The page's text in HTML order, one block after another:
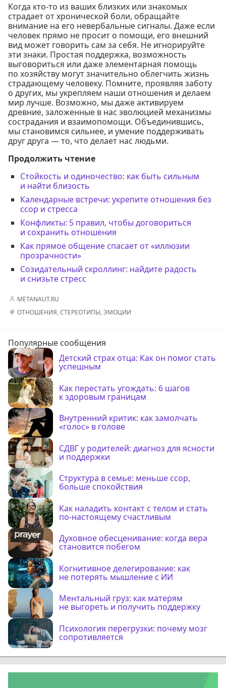
Когда кто-то из ваших близких или знакомых
страдает от хронической боли, обращайте
внимание на его невербальные сигналы. Даже если
человек прямо не просит о помощи, его внешний
вид может говорить сам за себя. Не игнорируйте
эти знаки. Простая поддержка, возможность
выговориться или даже элементарная помощь
по хозяйству могут значительно облегчить жизнь
страдающему человеку. Помните, проявляя заботу
о других, мы укрепляем наши отношения и делаем
мир лучше. Возможно, мы даже активируем
древние, заложенные в нас эволюцией механизмы
сострадания и взаимопомощи. Объединившись,
мы становимся сильнее, и умение поддерживать
друг друга — то, что делает нас людьми.
Продолжить чтение
Стойкость и одиночество: как быть сильным
и найти близость
Календарные встречи: укрепите отношения без
ссор и стресса
Конфликты: 5 правил, чтобы договориться
и сохранить отношения
Как прямое общение спасает от «иллюзии
прозрачности»
Созидательный скроллинг: найдите радость
и снизьте стресс
METANAUT.RU
ОТНОШЕНИЯ,СТЕРЕОТИПЫ,ЭМОЦИИ
Популярные сообщения
Детский страх отца: Как он помог стать
успешным
Как перестать угождать: 6 шагов
к здоровым границам
Внутренний критик: как замолчать
«голос» в голове
СДВГ у родителей: диагноз для ясности
и поддержки
Структура в семье: меньше ссор,
больше спокойствия
Как наладить контакт с телом и стать
по-настоящему счастливым
Духовное обесценивание: когда вера
становится побегом
Когнитивное делегирование: как
не потерять мышление с ИИ
Ментальный груз: как матерям
не выгореть и получить поддержку
Психология перегрузки: почему мозг
сопротивляется